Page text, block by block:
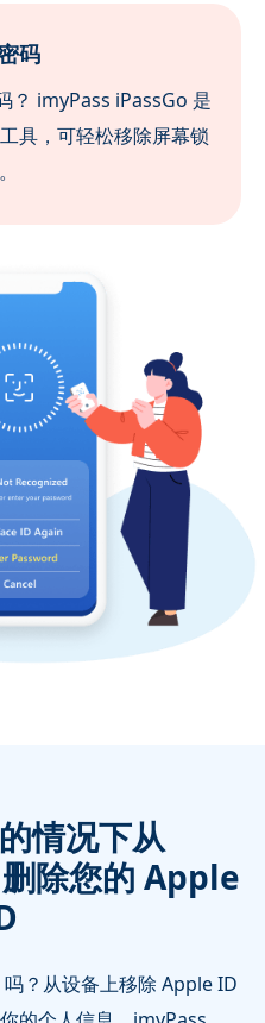
码
幕设备损坏，我们的
6 位密码的最佳解决方
情况下从
除您的 Apple
？从设备上移除 Apple ID